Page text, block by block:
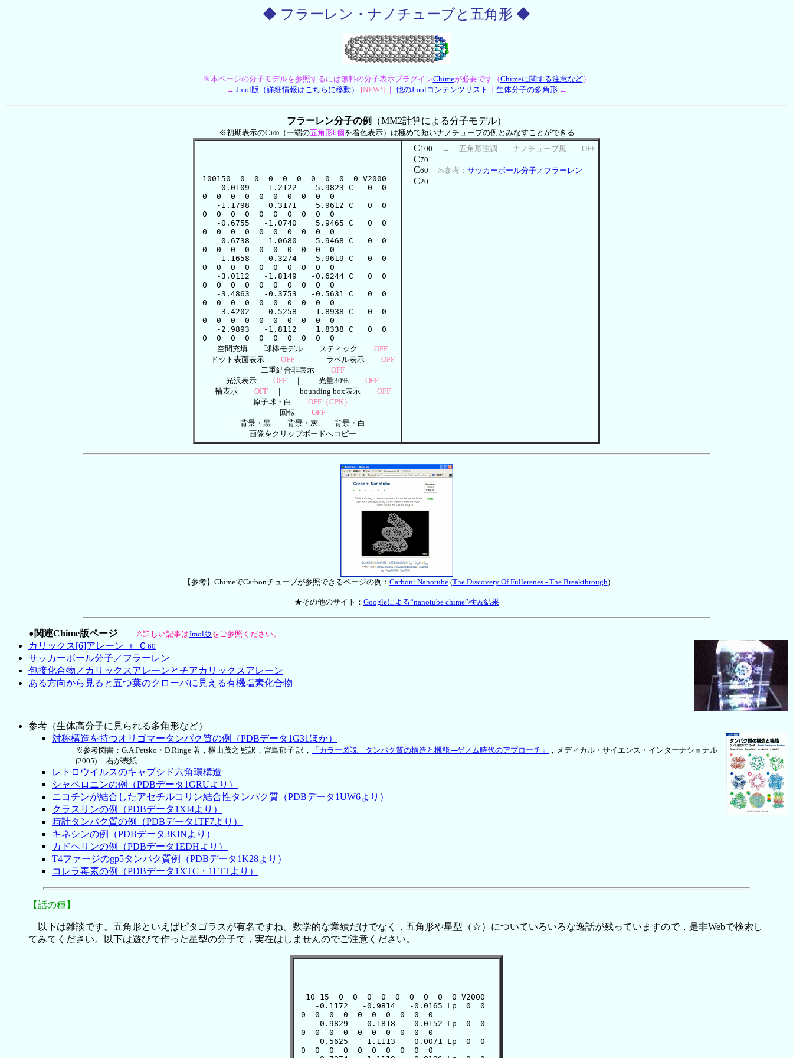
◆ フラーレン・ナノチューブと五角形 ◆
※本ページの分子モデルを参照するには無料の分子表示プラグインChimeが必要です（Chimeに関する注意など）
→ Jmol版（詳細情報はこちらに移動） [NEW!]｜ 他のJmolコンテンツリスト 生体分子の多角形←
フラーレン分子の例 （MM2計算による分子モデル）
※初期表示のC100（一端の五角形6個を着色表示）は極めて短いナノチューブの例とみなすことができる
空間充填 球棒モデル スティック
OFF
ドット表面表示
OFF｜ ラベル表示
OFF
二重結合非表示
OFF
光沢表示
OFF ｜ 光量30%
OFF
軸表示
OFF｜ bounding box表示
OFF
原子球・白
OFF（CPK）
回転
OFF
背景・黒
背景・灰
背景・白
画像をクリップボードへコピー
C100 → 五角形強調 ナノチューブ風 OFF
C70
C60 ※参考： サッカーボール分子／フラーレン
C20
【参考】ChimeでCarbonチューブが参照できるページの例： Carbon: Nanotube(The Discovery Of Fullerenes - The Breakthrough)
★その他のサイト： Googleによる“nanotube chime”検索結果
●関連Chime版ページ ※詳しい記事はJmol版をご参照ください。
カリックス[6]アレーン ＋ Ｃ 60
サッカーボール分子／フラーレン
包接化合物／カリックスアレーンとチアカリックスアレーン
ある方向から見ると五つ葉のクローバに見える有機塩素化合物
参考（生体高分子に見られる多角形など）
対称構造を持つオリゴマータンパク質の例（PDBデータ1G31ほか）
※参考図書：G.A.Petsko・D.Ringe 著，横山茂之 監訳，宮島郁子 訳， 「カラー図説 タンパク質の構造と機能 ─ゲノム時代のアプローチ」
，メディカル・サイエンス・インターナショナル
(2005) …右が表紙
レトロウイルスのキャプシド六角環構造
シャペロニンの例（PDBデータ1GRUより）
ニコチンが結合したアセチルコリン結合性タンパク質（PDBデータ1UW6より）
クラスリンの例（PDBデータ1XI4より）
時計タンパク質の例（PDBデータ1TF7より）
キネシンの例（PDBデータ3KINより）
カドヘリンの例（PDBデータ1EDHより）
T4ファージのgp5タンパク質例（PDBデータ1K28より）
コレラ毒素の例（PDBデータ1XTC・1LTTより）
【話の種】
以下は雑談です。五角形といえばピタゴラスが有名ですね。数学的な業績だけでなく，五角形や星型（☆）についていろいろな逸話が残っていますので，是非Webで検索し
てみてください。以下は遊びで作った星型の分子で，実在はしませんのでご注意ください。